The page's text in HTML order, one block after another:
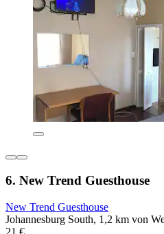
6. New Trend Guesthouse
New Trend Guesthouse
Johannesburg South, 1,2 km von
21 €